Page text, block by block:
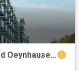
Dachgeschosswohnung in 32549 Bad Oeynhausen, Bergkirchener Str